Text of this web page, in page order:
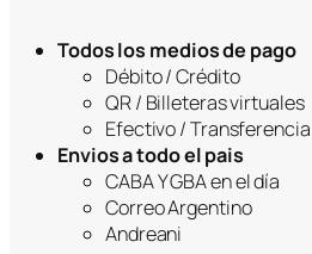
Todos los medios de pago
Débito / Crédito
QR / Billeteras virtuales
Efectivo / Transferencia
Envios a todo el pais
CABA Y GBA en el día
Correo Argentino
Andreani